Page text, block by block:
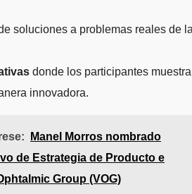
soluciones a problemas reales de
donde los participantes
innovadora.
Manel Morros nombrado
de Estrategia de Producto e
Group (VOG)